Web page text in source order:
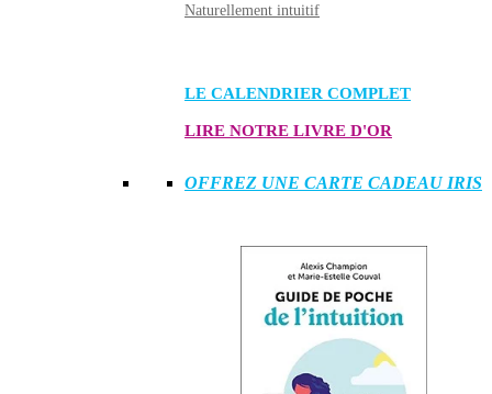
Naturellement intuitif
LE CALENDRIER COMPLET
LIRE NOTRE LIVRE D'OR
OFFREZ UNE CARTE CADEAU IRIS